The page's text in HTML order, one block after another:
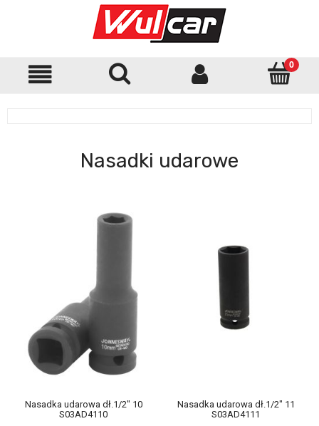
Nasadki udarowe
Nasadka udarowa dł.1/2" 10
S03AD4110
Nasadka udarowa dł.1/2" 11
S03AD4111